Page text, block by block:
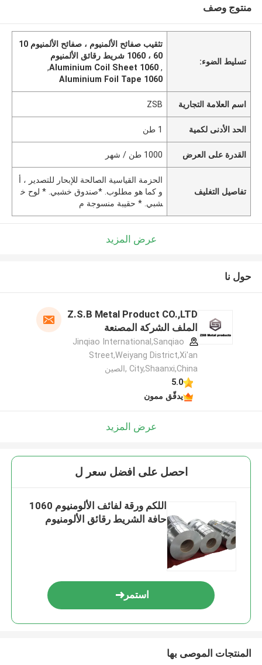
منتوج وصف
تسليط الضوء:
تثقيب صفائح الألمنيوم ، صفائح الألمنيوم 10
60 ، 1060 شريط رقائق الألمنيوم
,
Aluminium Coil Sheet 1060
,
1060 Aluminium Foil Tape
اسم العلامة التجارية ZSB
الحد الأدنى لكمية 1 طن
القدرة على العرض 1000 طن / شهر
تفاصيل التغليف
الحزمة القياسية الصالحة للإبحار للتصدير ، أ
و كما هو مطلوب. *صندوق خشبي. * لوح خ
شبي. * حقيبة منسوجة م
عرض المزيد
حول نا
Z.S.B Metal Product CO.,LTD
الملف الشركة المصنعة
Jinqiao International,Sanqiao
Street,Weiyang District,Xi'an
City,Shaanxi,China ,الصين
5.0
يدقّق ممون
عرض المزيد
احصل على افضل سعر ل
اللكم ورقة لفائف الألومنيوم 1060
حافة الشريط رقائق الألومنيوم
استمر
المنتجات الموصى بها